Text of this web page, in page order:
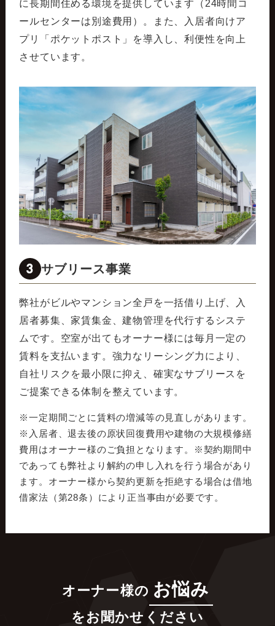
に長期間住める環境を提供しています（24時間コ
ールセンターは別途費用）。また、入居者向けア
プリ「ポケットポスト」を導入し、利便性を向上
させています。
3 サブリース事業
弊社がビルやマンション全戸を一括借り上げ、入
居者募集、家賃集金、建物管理を代行するシステ
ムです。空室が出てもオーナー様には毎月一定の
賃料を支払います。強力なリーシング力により、
自社リスクを最小限に抑え、確実なサブリースを
ご提案できる体制を整えています。
※一定期間ごとに賃料の増減等の見直しがあります。
※入居者、退去後の原状回復費用や建物の大規模修繕
費用はオーナー様のご負担となります。※契約期間中
であっても弊社より解約の申し入れを行う場合があり
ます。オーナー様から契約更新を拒絶する場合は借地
借家法（第28条）により正当事由が必要です。
オーナー様の お悩み
をお聞かせください